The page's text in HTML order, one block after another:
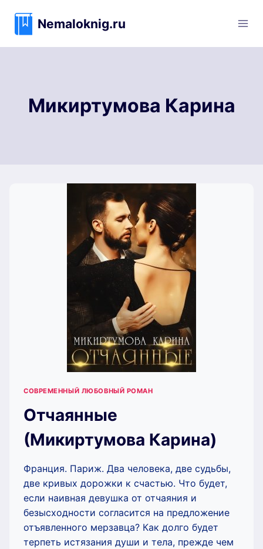
содержимому
Nemaloknig.ru
Микиртумова Карина
СОВРЕМЕННЫЙ ЛЮБОВНЫЙ РОМАН
Отчаянные
(Микиртумова Карина)
Франция. Париж. Два человека, две судьбы,
две кривых дорожки к счастью. Что будет,
если наивная девушка от отчаяния и
безысходности согласится на предложение
отъявленного мерзавца? Как долго будет
терпеть истязания души и тела, прежде чем